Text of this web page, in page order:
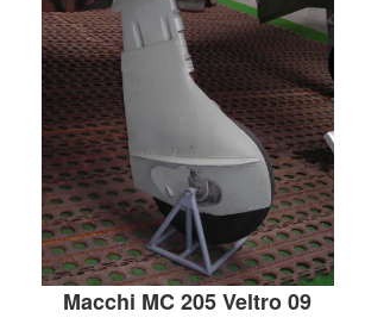
Macchi MC 205 Veltro 09